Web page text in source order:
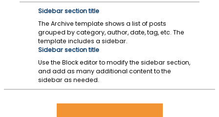
Sidebar section title
The Archive template shows a list of posts
grouped by category, author, date, tag, etc. The
template includes a sidebar.
Sidebar section title
Use the Block editor to modify the sidebar section,
and add as many additional content to the
sidebar as needed.